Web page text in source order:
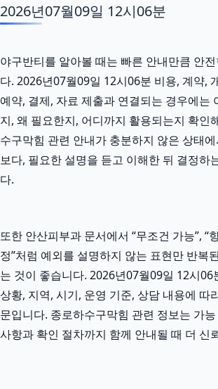
2026년07월09일 12시06분
야구반티를 알아볼 때는 빠른 안내만큼 안
다. 2026년07월09일 12시06분 비용, 계약,
예약, 결제, 자료 제출과 연결되는 경우에는
지, 왜 필요한지, 어디까지 활용되는지 확인
수구막힘 관련 안내가 충분하지 않은 상태
보다, 필요한 설명을 듣고 이해한 뒤 결정하
다.
또한 안산피부과 문서에서 “무조건 가능”, “
정”처럼 예외를 설명하지 않는 표현만 반복
는 것이 좋습니다. 2026년07월09일 12시06
상황, 지역, 시기, 운영 기준, 상담 내용에 따
문입니다. 종로하수구막힘 관련 정보는 가
사항과 확인 절차까지 함께 안내될 때 더 신